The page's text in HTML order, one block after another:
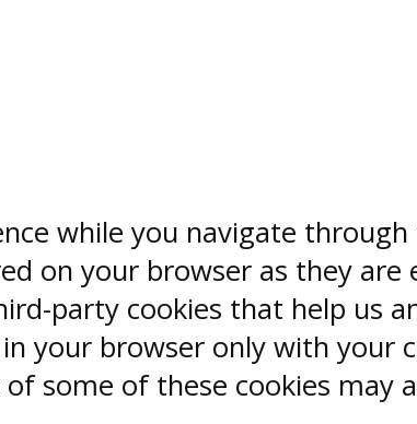
while you navigate
on your browser as they
party cookies that help us
your browser only with your
some of these cookies may